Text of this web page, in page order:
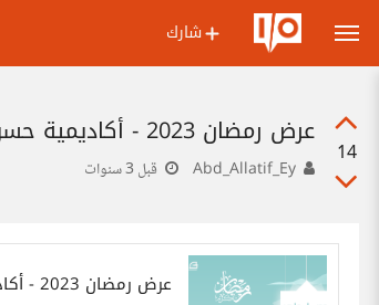
شارك
14
عرض رمضان 2023 - أكاديمية حسوب
قبل 3 سنوات
عرض رمضان 2023 - أكاديمية حسوب